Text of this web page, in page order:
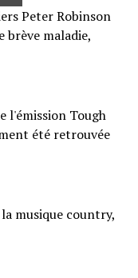
Peter Robinson
brève maladie,
l'émission Tough
été retrouvée
musique country,